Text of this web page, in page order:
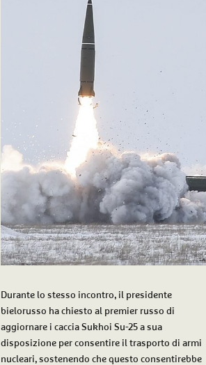
Durante lo stesso incontro, il presidente
bielorusso ha chiesto al premier russo di
aggiornare i caccia Sukhoi Su-25 a sua
disposizione per consentire il trasporto di armi
nucleari, sostenendo che questo consentirebbe